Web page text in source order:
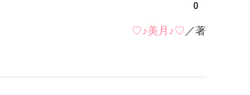
0
♡♪美月♪♡ ／著